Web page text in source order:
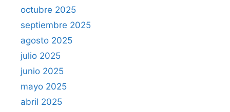
octubre 2025
septiembre 2025
agosto 2025
julio 2025
junio 2025
mayo 2025
abril 2025